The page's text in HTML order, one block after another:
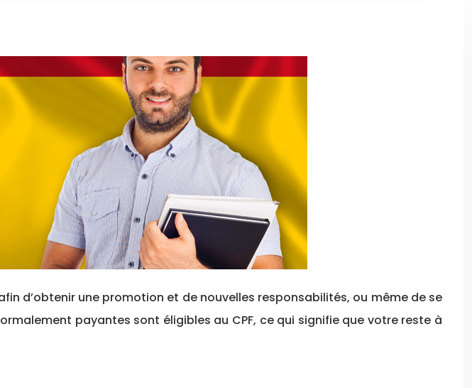
d’obtenir une promotion et de nouvelles responsabilités, ou même de se
payantes sont éligibles au CPF, ce qui signifie que votre reste à